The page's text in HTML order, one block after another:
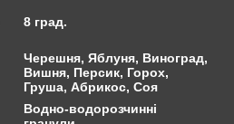
8 град.
Черешня, Яблуня, Виноград,
Вишня, Персик, Горох,
Груша, Абрикос, Соя
Водно-водорозчинні